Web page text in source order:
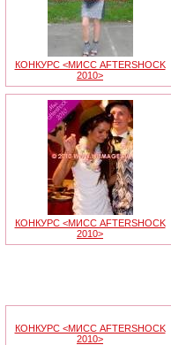
КОНКУРС <МИСС AFTERSHOCK
2010>
КОНКУРС <МИСС AFTERSHOCK
2010>
КОНКУРС <МИСС AFTERSHOCK
2010>